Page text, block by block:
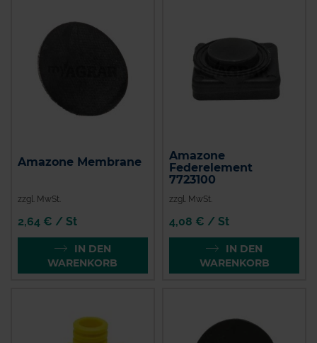
Amazone Membrane
zzgl. MwSt.
2,64 € / St
IN DEN
WARENKORB
Amazone
Federelement
7723100
zzgl. MwSt.
4,08 € / St
IN DEN
WARENKORB